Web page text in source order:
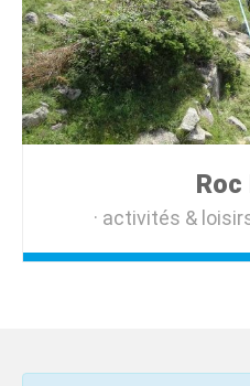
Roc
activités &